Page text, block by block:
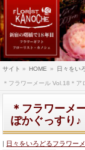
サイト » HOME » 日々をい
＊フラワーメール Vol.18＊ア
＊フラワーメ
ぽかぐっすり♪
日々をいろどるフラワー